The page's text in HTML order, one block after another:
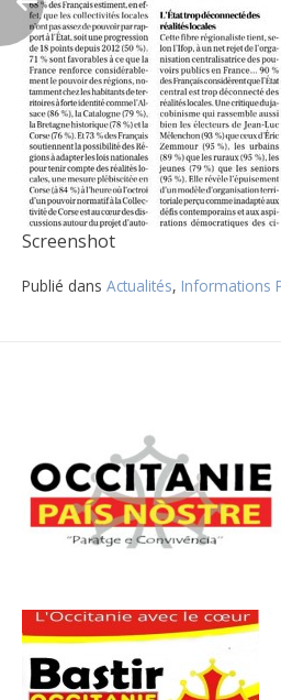
Screenshot
Publié dans Actualités, Informations
l’article